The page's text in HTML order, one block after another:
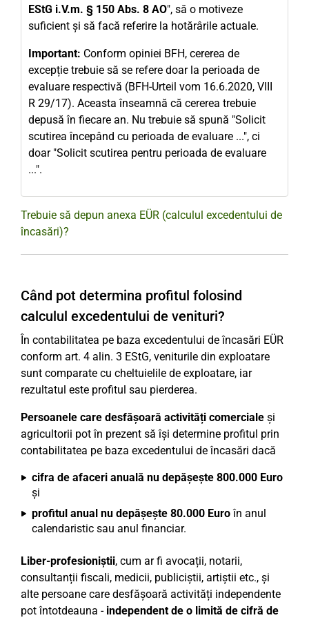
EStG i.V.m. § 150 Abs. 8 AO", să o motiveze
suficient și să facă referire la hotărârile actuale.
Important: Conform opiniei BFH, cererea de
excepție trebuie să se refere doar la perioada de
evaluare respectivă (BFH-Urteil vom 16.6.2020, VIII
R 29/17). Aceasta înseamnă că cererea trebuie
depusă în fiecare an. Nu trebuie să spună "Solicit
scutirea începând cu perioada de evaluare ...", ci
doar "Solicit scutirea pentru perioada de evaluare
...".
Trebuie să depun anexa EÜR (calculul excedentului de
încasări)?
Când pot determina profitul folosind
calculul excedentului de venituri?
În contabilitatea pe baza excedentului de încasări EÜR
conform art. 4 alin. 3 EStG, veniturile din exploatare
sunt comparate cu cheltuielile de exploatare, iar
rezultatul este profitul sau pierderea.
Persoanele care desfășoară activități comerciale și
agricultorii pot în prezent să își determine profitul prin
contabilitatea pe baza excedentului de încasări dacă
cifra de afaceri anuală nu depășește 800.000 Euro
și
profitul anual nu depășește 80.000 Euroîn anul
calendaristic sau anul financiar.
Liber-profesioniștii, cum ar fi avocații, notarii,
consultanții fiscali, medicii, publiciștii, artiștii etc., și
alte persoane care desfășoară activități independente
pot întotdeauna - independent de o limită de cifră de